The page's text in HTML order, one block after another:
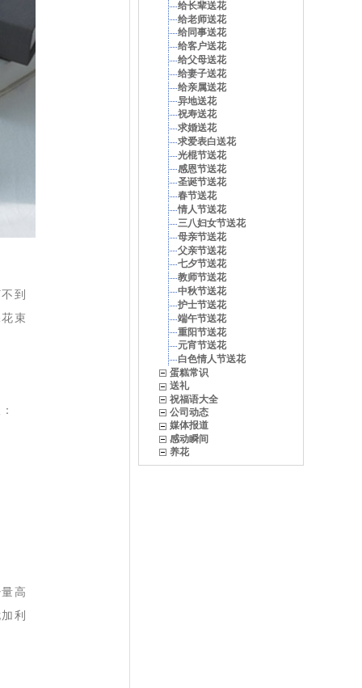
到
束
高
利
给长辈送花
给老师送花
给同事送花
给客户送花
给父母送花
给妻子送花
给亲属送花
异地送花
祝寿送花
求婚送花
求爱表白送花
光棍节送花
感恩节送花
圣诞节送花
春节送花
情人节送花
三八妇女节送花
母亲节送花
父亲节送花
七夕节送花
教师节送花
中秋节送花
护士节送花
端午节送花
重阳节送花
元宵节送花
白色情人节送花
蛋糕常识
送礼
祝福语大全
公司动态
媒体报道
感动瞬间
养花